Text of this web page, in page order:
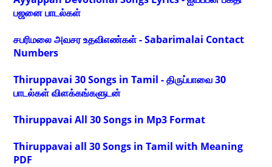
பஜனை பாடல்கள்
சபரிமலை அவசர உதவிஎண்கள் - Sabarimalai Contact
Numbers
Thiruppavai 30 Songs in Tamil - திருப்பாவை 30
பாடல்கள் விளக்கங்களுடன்
Thiruppavai All 30 Songs in Mp3 Format
Thiruppavai all 30 Songs in Tamil with Meaning
PDF